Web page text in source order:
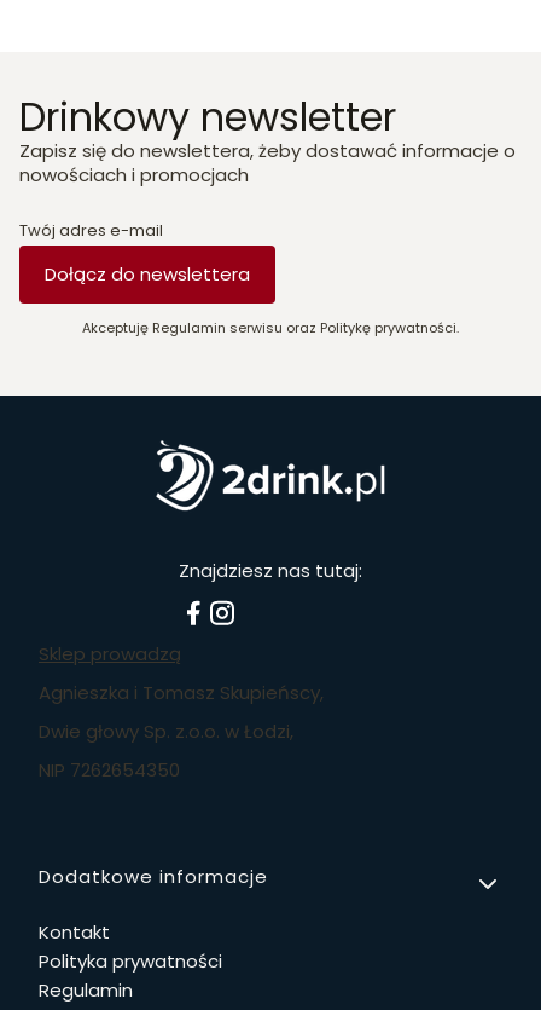
Drinkowy newsletter
Zapisz się do newslettera, żeby dostawać informacje o
nowościach i promocjach
Twój adres e-mail
Dołącz do newslettera
Akceptuję Regulamin serwisu oraz Politykę prywatności.
Znajdziesz nas tutaj:
Sklep prowadzą
Agnieszka i Tomasz Skupieńscy,
Dwie głowy Sp. z.o.o. w Łodzi,
NIP 7262654350
Linki w stopce
Dodatkowe informacje
Kontakt
Polityka prywatności
Regulamin